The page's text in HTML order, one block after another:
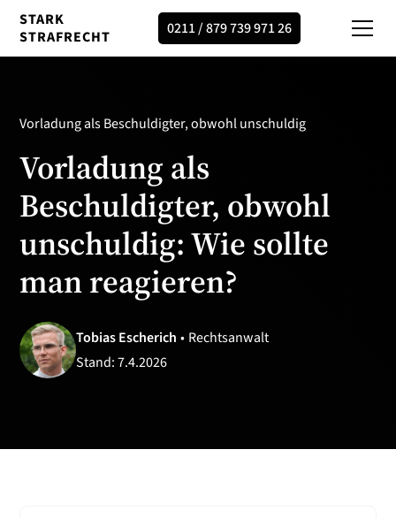
STARK
STRAFRECHT
0211 / 879 739 971 26
Vorladung als Beschuldigter, obwohl unschuldig
Vorladung als
Beschuldigter, obwohl
unschuldig: Wie sollte
man reagieren?
Tobias Escherich • Rechtsanwalt
Stand:7.4.2026